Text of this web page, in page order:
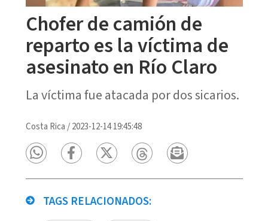
Chofer de camión de
reparto es la víctima de
asesinato en Río Claro
La víctima fue atacada por dos sicarios.
Costa Rica /2023-12-14 19:45:48
TAGS RELACIONADOS: